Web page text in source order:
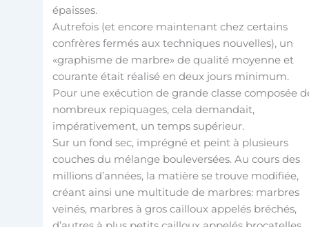
épaisses.
Autrefois (et encore maintenant chez certains
confrères fermés aux techniques nouvelles), un
«graphisme de marbre» de qualité moyenne et
courante était réalisé en deux jours minimum.
Pour une exécution de grande classe composée
nombreux repiquages, cela demandait,
impérativement, un temps supérieur.
Sur un fond sec, imprégné et peint à plusieurs
couches du mélange bouleversées. Au cours des
millions d’années, la matière se trouve modifiée,
créant ainsi une multitude de marbres: marbres
veinés, marbres à gros cailloux appelés bréchés,